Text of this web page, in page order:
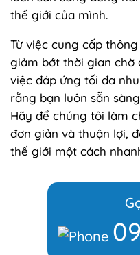
thế giới của mình.
Từ việc cung cấp
giảm bớt thời gian chờ
việc đáp ứng tối đa
rằng bạn luôn sẵn
Hãy để chúng tôi làm
đơn giản và thuận lợi,
thế giới một cách